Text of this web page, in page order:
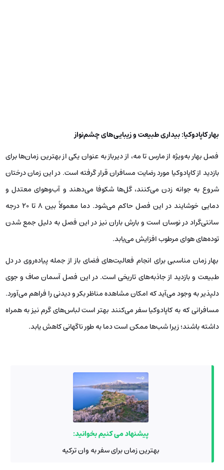
بهار کاپادوکیا: بیداری طبیعت و زیبایی‌های چشم‌نواز
فصل بهار به‌ویژه از مارس تا مه، از دیرباز به عنوان یکی از بهترین زمان‌ها برای
بازدید از کاپادوکیا مورد رضایت مسافران قرار گرفته است. در این زمان درختان
شروع به جوانه زدن می‌کنند، گل‌ها شکوفا می‌دهند و آب‌وهوای معتدل و
دمایی خوشایند در این فصل حاکم می‌شود. دما معمولاً بین ۸ تا ۲۰ درجه
سانتی‌گراد در نوسان است و بارش باران نیز در این فصل به دلیل جمع شدن
توده‌های هوای مرطوب افزایش می‌یابد.
بهار زمان مناسبی برای انجام فعالیت‌های فضای باز از جمله پیاده‌روی در دل
طبیعت و بازدید از جاذبه‌های تاریخی است. در این فصل آسمان صاف و جوی
دلپذیر به وجود می‌آید که امکان مشاهده مناظر بکر و دیدنی را فراهم می‌آورد.
مسافرانی که به کاپادوکیا سفر می‌کنند بهتر است لباس‌های گرم نیز به همراه
داشته باشند؛ زیرا شب‌ها ممکن است دما به طور ناگهانی کاهش یابد.
پیشنهاد می کنیم بخوانید:
بهترین زمان برای سفر به وان ترکیه